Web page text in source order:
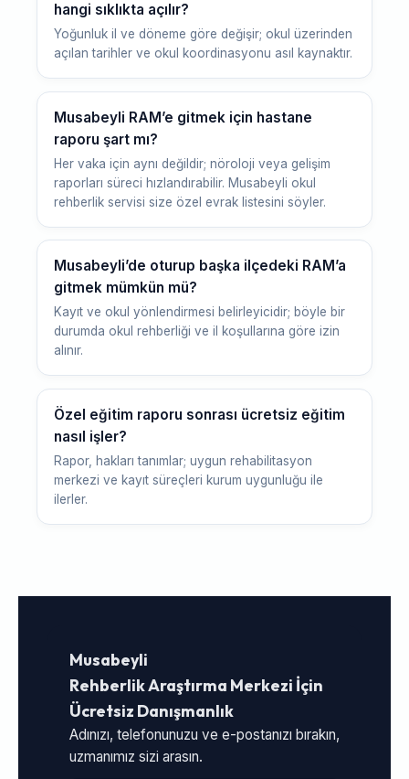
hangi sıklıkta açılır?
Yoğunluk il ve döneme göre değişir; okul üzerinden
açılan tarihler ve okul koordinasyonu asıl kaynaktır.
Musabeyli RAM’e gitmek için hastane
raporu şart mı?
Her vaka için aynı değildir; nöroloji veya gelişim
raporları süreci hızlandırabilir. Musabeyli okul
rehberlik servisi size özel evrak listesini söyler.
Musabeyli’de oturup başka ilçedeki RAM’a
gitmek mümkün mü?
Kayıt ve okul yönlendirmesi belirleyicidir; böyle bir
durumda okul rehberliği ve il koşullarına göre izin
alınır.
Özel eğitim raporu sonrası ücretsiz eğitim
nasıl işler?
Rapor, hakları tanımlar; uygun rehabilitasyon
merkezi ve kayıt süreçleri kurum uygunluğu ile
ilerler.
Musabeyli
Rehberlik Araştırma Merkezi İçin
Ücretsiz Danışmanlık
Adınızı, telefonunuzu ve e-postanızı bırakın,
uzmanımız sizi arasın.